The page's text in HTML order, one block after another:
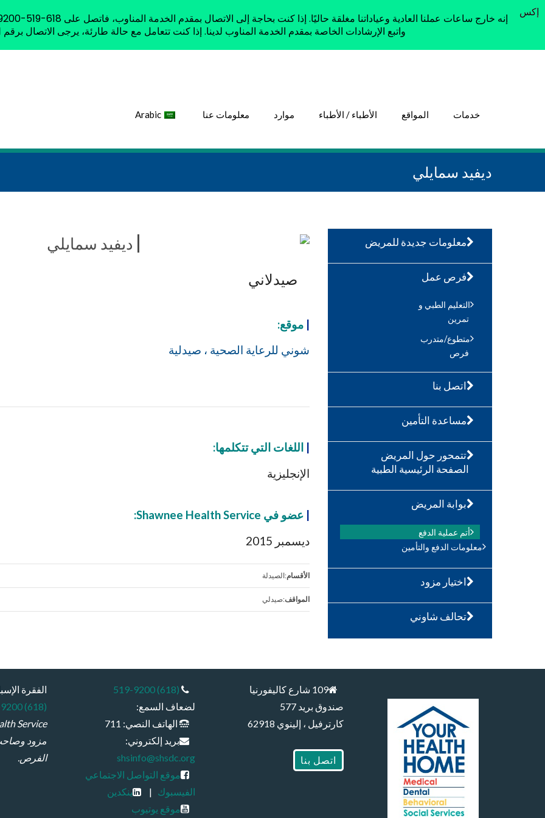
خدمات المواقع الأطباء / الأطباء موارد معلومات عنا Arabic
ديفيد سمايلي
معلومات جديدة للمريض
فرص عمل
التعليم الطبي و
تمرين
متطوع/متدرب
فرص
اتصل بنا
مساعدة التأمين
تتمحور حول المريض
الصفحة الرئيسية الطبية
بوابة المريض
أتم عملية الدفع
معلومات الدفع والتأمين
اختيار مزود
تحالف شاوني
ديفيد سمايلي
صيدلاني
| موقع:
شوني للرعاية الصحية ، صيدلية
اللغات التي تتكلمها:
الإنجليزية
عضو في Shawnee Health Service:
ديسمبر 2015
الأقسام:الصيدلة
المواقف:صيدلي
109 شارع كاليفورنيا
صندوق بريد 577
كارترفيل ، إلينوي 62918
اتصل بنا
(618) 519-9200
لضعاف السمع:
الهاتف النصي: 711
بريد إلكتروني:
shsinfo@shsdc.org
موقع التواصل الاجتماعي
الفيسبوك |
ينكدين
موقع يوتيوب
الفقرة
(618) 519-9200
مزود
الفرص.
واتبع الإرشادات الخاصة بمقدم الخدمة المناوب لدينا. إذا كنت تتعامل مع حالة طارئة، يرجى الاتصال برقم 911 أو زيارة غرفة الطوارئ.
إكس